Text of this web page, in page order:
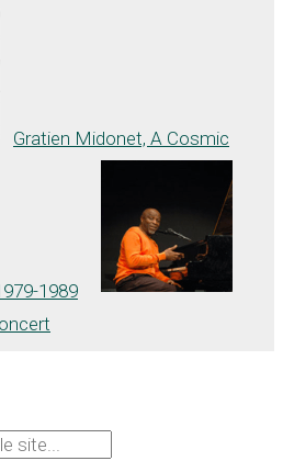
Gratien Midonet, A Cosmic
1989